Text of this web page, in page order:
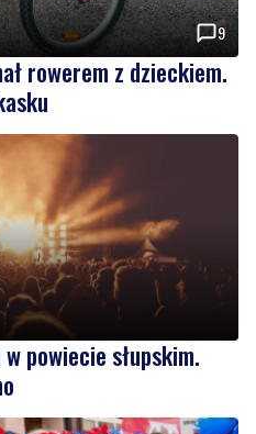
9
rowerem z dzieckiem.
powiecie słupskim.